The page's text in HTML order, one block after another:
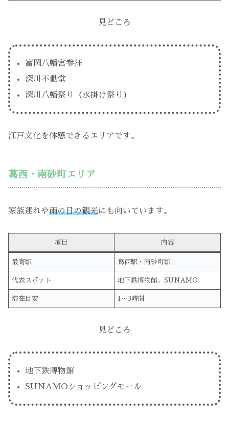
見どころ
富岡八幡宮参拝
深川不動堂
深川八幡祭り（水掛け祭り）
江戸文化を体感できるエリアです。
葛西・南砂町エリア
家族連れや雨の日の観光にも向いています。
項目 内容
最寄駅 葛西駅・南砂町駅
代表スポット 地下鉄博物館、SUNAMO
滞在目安 1〜3時間
見どころ
地下鉄博物館
SUNAMOショッピングモール